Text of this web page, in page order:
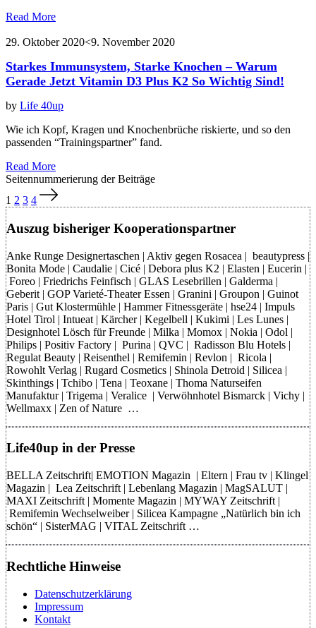
Read More
29. Oktober 2020<9. November 2020
Starkes Immunsystem, Starke Knochen – Warum
Gerade Jetzt Vitamin D3 Plus K2 So Wichtig Sind!
by Life 40up
Wie ich Kopf, Kragen und Knochenbrüche riskierte, und so den
passenden “Trainingspartner” fand.
Read More
Seitennummerierung der Beiträge
1 2 3 4
Auszug bisheriger Kooperationspartner
Anke Runge Designertaschen | Aktiv gegen Rosacea | beautypress |
Bonita Mode | Caudalie | Cicé | Debora plus K2 | Elasten | Eucerin |
Foreo | Friedrichs Feinfisch | GLAS Lesebrillen | Galderma |
Geberit | GOP Varieté-Theater Essen | Granini | Groupon | Guinot
Paris | Gut Klostermühle | Hammer Fitnessgeräte | hse24 | Impuls
Hotel Tirol | Intueat | Kärcher | Kegelbell | Kukimi | Les Lunes |
Designhotel Lösch für Freunde | Milka | Momox | Nokia | Odol |
Philips | Positiv Factory | Purina | QVC | Radisson Blu Hotels |
Regulat Beauty | Reisenthel | Remifemin | Revlon | Ricola |
Rowohlt Verlag | Rugard Cosmetics | Shinola Detroid | Silicea |
Skinthings | Tchibo | Tena | Teoxane | Thoma Naturseifen
Manufaktur | Trigema | Veralice | Verwöhnhotel Bismarck | Vichy |
Wellmaxx | Zen of Nature …
Life40up in der Presse
BELLA Zeitschrift| EMOTION Magazin | Eltern | Frau tv | Klingel
Magazin | Lea Zeitschrift | Lebenlang Magazin | MagSALUT |
MAXI Zeitschrift | Momente Magazin | MYWAY Zeitschrift |
Remifemin Wechselweiber | Silicea Kampagne „Natürlich bin ich
schön“ | SisterMAG | VITAL Zeitschrift …
Rechtliche Hinweise
Datenschutzerklärung
Impressum
Kontakt